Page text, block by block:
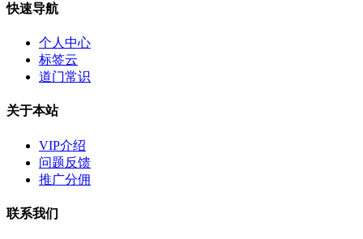
快速导航
个人中心
标签云
道门常识
关于本站
VIP介绍
问题反馈
推广分佣
联系我们